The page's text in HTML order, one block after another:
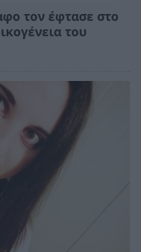
τον έφτασε στο
του